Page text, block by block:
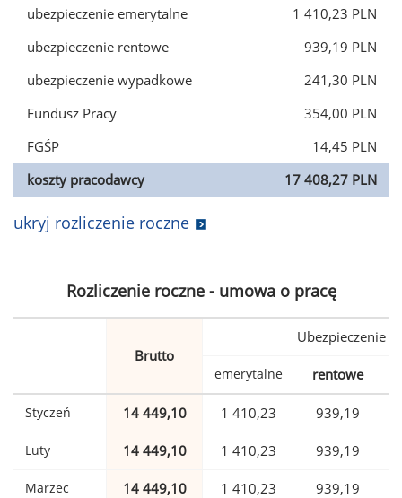
ubezpieczenie emerytalne
1 410,23 PLN
ubezpieczenie rentowe
939,19 PLN
ubezpieczenie wypadkowe
241,30 PLN
Fundusz Pracy
354,00 PLN
FGŚP
14,45 PLN
koszty pracodawcy
17 408,27 PLN
ukryj rozliczenie roczne
Rozliczenie roczne - umowa o pracę
Brutto
Ubezpieczenie
emerytalne rentowe
Styczeń 14 449,10 1 410,23 939,19
Luty 14 449,10 1 410,23 939,19
Marzec 14 449,10 1 410,23 939,19